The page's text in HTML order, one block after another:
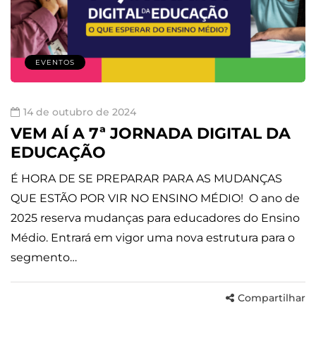
EVENTOS
14 de outubro de 2024
VEM AÍ A 7ª JORNADA DIGITAL DA
EDUCAÇÃO
É HORA DE SE PREPARAR PARA AS MUDANÇAS
QUE ESTÃO POR VIR NO ENSINO MÉDIO! O ano de
2025 reserva mudanças para educadores do Ensino
Médio. Entrará em vigor uma nova estrutura para o
segmento…
Compartilhar